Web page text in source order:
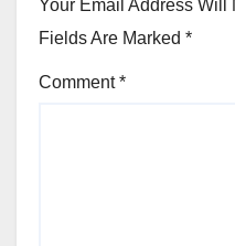
Your Email Address Will
Fields Are Marked *
Comment*